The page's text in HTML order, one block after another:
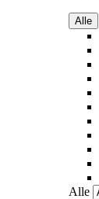
Alle
Alle